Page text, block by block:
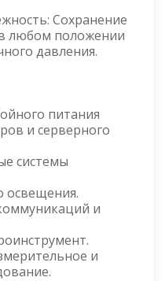
Сохранение
любом положении
давления.
питания
и серверного
системы
освещения.
и
и